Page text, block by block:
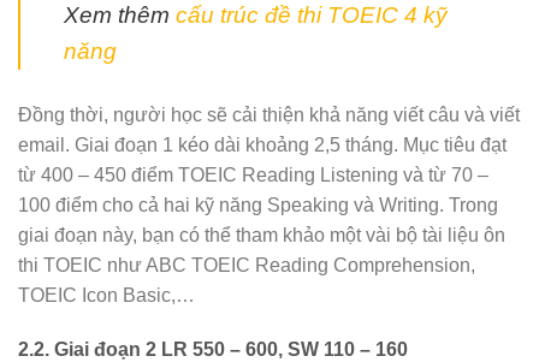
Xem thêm cấu trúc đề thi TOEIC 4 kỹ
năng
Đồng thời, người học sẽ cải thiện khả năng viết câu và viết
email. Giai đoạn 1 kéo dài khoảng 2,5 tháng. Mục tiêu đạt
từ 400 – 450 điểm TOEIC Reading Listening và từ 70 –
100 điểm cho cả hai kỹ năng Speaking và Writing. Trong
giai đoạn này, bạn có thể tham khảo một vài bộ tài liệu ôn
thi TOEIC như ABC TOEIC Reading Comprehension,
TOEIC Icon Basic,…
2.2. Giai đoạn 2 LR 550 – 600, SW 110 – 160